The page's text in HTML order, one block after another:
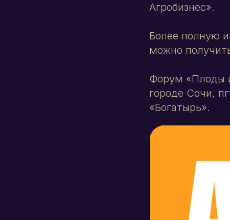
Агробизнес».
Более полную
можно
Форум «Плоды
городе Сочи,
«Богатырь».